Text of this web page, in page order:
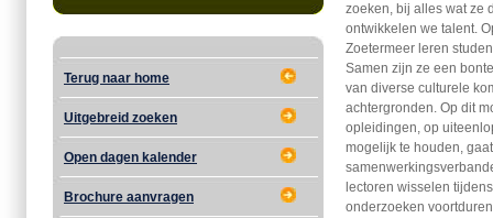
Terug naar home
Uitgebreid zoeken
Open dagen kalender
Brochure aanvragen
zoeken, bij alles wat ze
ontwikkelen we talent.
Zoetermeer leren
Samen zijn ze een
van diverse culturele
achtergronden. Op dit
opleidingen, op
mogelijk te houden,
lectoren wisselen
onderzoeken